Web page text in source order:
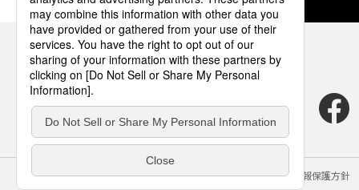
サイトのご利用にあたって クッキーポリシー 個人情報保護方針